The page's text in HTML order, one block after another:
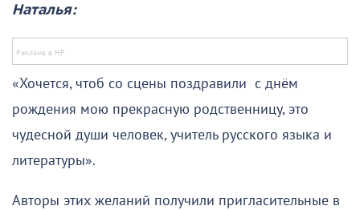
Наталья:
«Хочется, чтоб со сцены поздравили с днём
рождения мою прекрасную родственницу, это
чудесной души человек, учитель русского языка и
литературы».
Авторы этих желаний получили пригласительные в